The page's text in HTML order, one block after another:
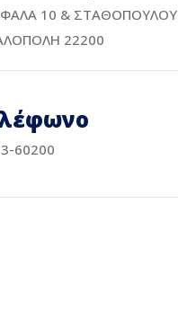
10 & ΣΤΑΘΟΠΟΥΛΟΥ
22200
60200